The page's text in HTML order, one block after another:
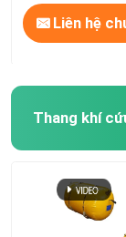
Liên hệ
Thang khí